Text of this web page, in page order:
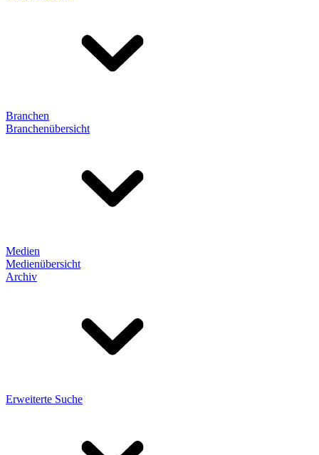
Branchen
Branchenübersicht
Medien
Medienübersicht
Archiv
Erweiterte Suche